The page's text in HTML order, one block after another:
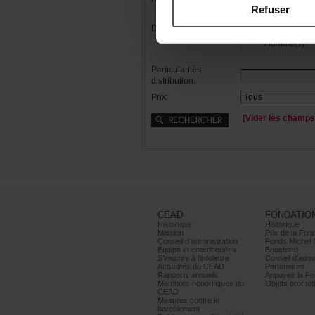
Refuser
Distribution: Femme(s)
Homme(s)
Particularités
distribution:
Prix:
CEAD
Historique
Mission
Conseild’administration
Équipeetcoordonnées
S’inscrireàl’infolettre
ActualitésduCEAD
Rapportsannuels
Membreshonorifiquesdu
CEAD
Mesurescontrele
harcèlement
Historique
Bouchard
Partenaires